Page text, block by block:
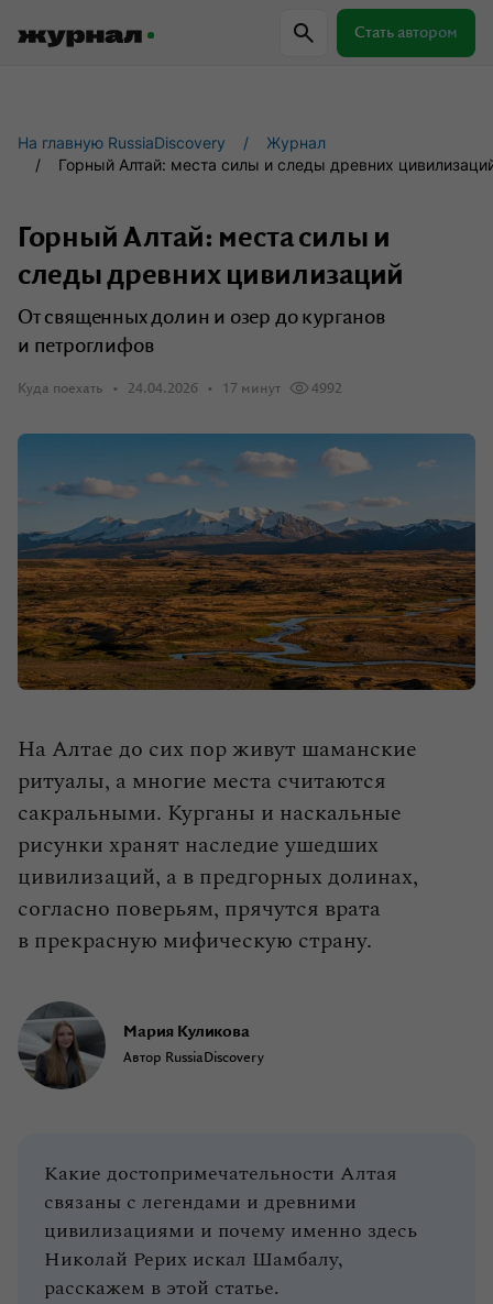
Стать автором
Журнал RussiaDiscovery
Пишем о России, чтобы родная земля
Авторы
Сотрудничаем с мастерами слова,
влюбленными в путешествия.
На главную RussiaDiscovery
Журнал
Горный Алтай: места силы и следы древних
Горный Алтай: места силы и
следы древних цивилизаций
От священных долин и озер до курганов
и петроглифов
Куда поехать 24.04.2026 17 минут 4992
На Алтае до сих пор живут шаманские
ритуалы, а многие места считаются
сакральными. Курганы и наскальные
рисунки хранят наследие ушедших
цивилизаций, а в предгорных долинах,
согласно поверьям, прячутся врата
в прекрасную мифическую страну.
Мария Куликова
Автор RussiaDiscovery
Какие достопримечательности Алтая
связаны с легендами и древними
цивилизациями и почему именно здесь
Николай Рерих искал Шамбалу,
расскажем в этой статье.